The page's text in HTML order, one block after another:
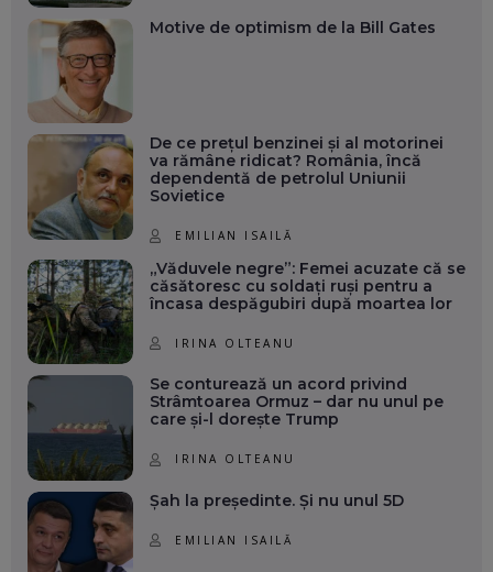
Motive de optimism de la Bill Gates
De ce prețul benzinei și al motorinei
va rămâne ridicat? România, încă
dependentă de petrolul Uniunii
Sovietice
EMILIAN ISAILĂ
„Văduvele negre”: Femei acuzate că se
căsătoresc cu soldați ruși pentru a
încasa despăgubiri după moartea lor
IRINA OLTEANU
Se conturează un acord privind
Strâmtoarea Ormuz – dar nu unul pe
care și-l dorește Trump
IRINA OLTEANU
Șah la președinte. Și nu unul 5D
EMILIAN ISAILĂ